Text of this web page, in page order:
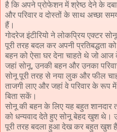
है कि अपने प्रोफेशन में श्रेष्ठ देने के
और परिवार व दोस्तों के साथ अच्छा
हैं।
गोदरेज इंटीरियो ने लोकप्रिय एक्टर
पूरी तरह बदल कर अपनी प्रतिबद्धता
बहन को ऐसा घर देना चाहते थे जो
जहां सोनू, उनकी बहन और उनका
सोनू पूरी तरह से नया लुक और फील
ताजगी लाए और जहां वे परिवार के रूप
बिता सकें।
सोनू की बहन के लिए यह बहुत शानदार
को धन्यवाद देते हुए सोनू बेहद खुश थे।
पूरी तरह बदला हुआ देख कर बहुत खुश